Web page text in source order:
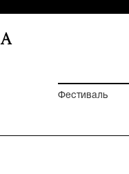
Фестиваль